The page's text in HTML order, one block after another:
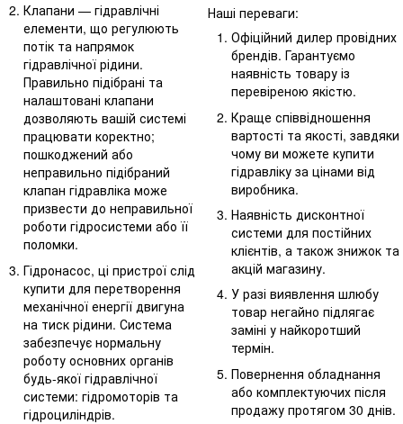
Клапани — гідравлічні
елементи, що регулюють
потік та напрямок
гідравлічної рідини.
Правильно підібрані та
налаштовані клапани
дозволяють вашій системі
працювати коректно;
пошкоджений або
неправильно підібраний
клапан гідравліка може
призвести до неправильної
роботи гідросистеми або її
поломки.
Гідронасос, ці пристрої слід
купити для перетворення
механічної енергії двигуна
на тиск рідини. Система
забезпечує нормальну
роботу основних органів
будь-якої гідравлічної
системи: гідромоторів та
гідроциліндрів.
Наші переваги:
Офіційний дилер провідних
брендів. Гарантуємо
наявність товару із
перевіреною якістю.
Краще співвідношення
вартості та якості, завдяки
чому ви можете купити
гідравліку за цінами від
виробника.
Наявність дисконтної
системи для постійних
клієнтів, а також знижок та
акцій магазину.
У разі виявлення шлюбу
товар негайно підлягає
заміні у найкоротший
термін.
Повернення обладнання
або комплектуючих після
продажу протягом 30 днів.